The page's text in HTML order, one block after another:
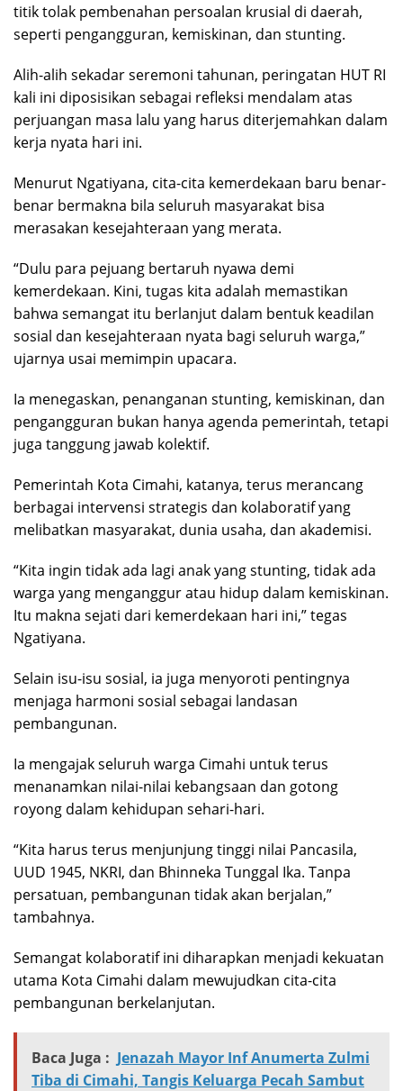
titik tolak pembenahan persoalan krusial di daerah,
seperti pengangguran, kemiskinan, dan stunting.
Alih-alih sekadar seremoni tahunan, peringatan HUT RI
kali ini diposisikan sebagai refleksi mendalam atas
perjuangan masa lalu yang harus diterjemahkan dalam
kerja nyata hari ini.
Menurut Ngatiyana, cita-cita kemerdekaan baru benar-
benar bermakna bila seluruh masyarakat bisa
merasakan kesejahteraan yang merata.
“Dulu para pejuang bertaruh nyawa demi
kemerdekaan. Kini, tugas kita adalah memastikan
bahwa semangat itu berlanjut dalam bentuk keadilan
sosial dan kesejahteraan nyata bagi seluruh warga,”
ujarnya usai memimpin upacara.
Ia menegaskan, penanganan stunting, kemiskinan, dan
pengangguran bukan hanya agenda pemerintah, tetapi
juga tanggung jawab kolektif.
Pemerintah Kota Cimahi, katanya, terus merancang
berbagai intervensi strategis dan kolaboratif yang
melibatkan masyarakat, dunia usaha, dan akademisi.
“Kita ingin tidak ada lagi anak yang stunting, tidak ada
warga yang menganggur atau hidup dalam kemiskinan.
Itu makna sejati dari kemerdekaan hari ini,” tegas
Ngatiyana.
Selain isu-isu sosial, ia juga menyoroti pentingnya
menjaga harmoni sosial sebagai landasan
pembangunan.
Ia mengajak seluruh warga Cimahi untuk terus
menanamkan nilai-nilai kebangsaan dan gotong
royong dalam kehidupan sehari-hari.
“Kita harus terus menjunjung tinggi nilai Pancasila,
UUD 1945, NKRI, dan Bhinneka Tunggal Ika. Tanpa
persatuan, pembangunan tidak akan berjalan,”
tambahnya.
Semangat kolaboratif ini diharapkan menjadi kekuatan
utama Kota Cimahi dalam mewujudkan cita-cita
pembangunan berkelanjutan.
Baca Juga : Jenazah Mayor Inf Anumerta Zulmi
Tiba di Cimahi, Tangis Keluarga Pecah Sambut